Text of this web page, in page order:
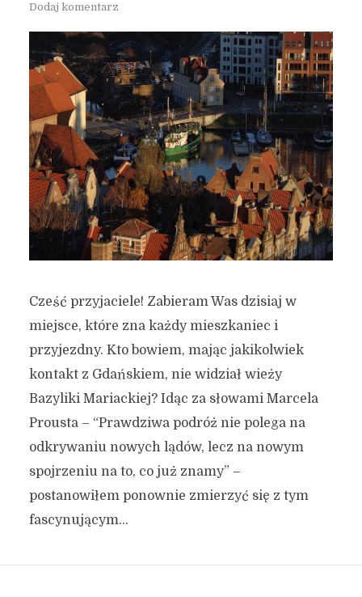
Dodaj komentarz
Cześć przyjaciele! Zabieram Was dzisiaj w
miejsce, które zna każdy mieszkaniec i
przyjezdny. Kto bowiem, mając jakikolwiek
kontakt z Gdańskiem, nie widział wieży
Bazyliki Mariackiej? Idąc za słowami Marcela
Prousta – “Prawdziwa podróż nie polega na
odkrywaniu nowych lądów, lecz na nowym
spojrzeniu na to, co już znamy” –
postanowiłem ponownie zmierzyć się z tym
fascynującym...